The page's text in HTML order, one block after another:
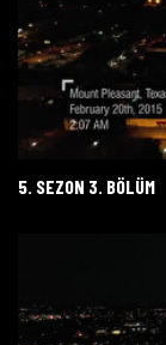
5. SEZON 3. BÖLÜM